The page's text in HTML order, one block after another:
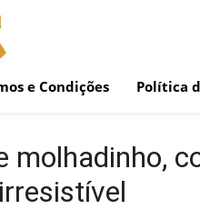
e Condições Política
molhadinho,